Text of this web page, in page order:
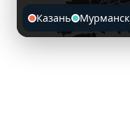
Казань Мурманск